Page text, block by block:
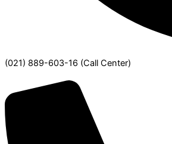
(021) 889-603-16 (Call Center)